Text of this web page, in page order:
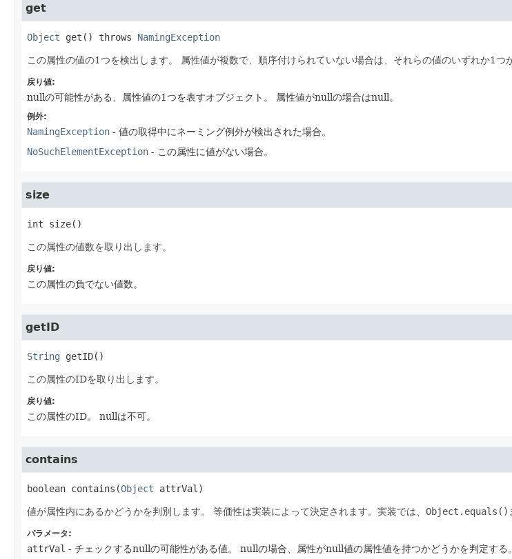
get
Object get () throws NamingException
この属性の値の1つを検出します。 属性値が複数で、順序付けられていない場合は、それらの値のいずれか1つ
戻り値:
nullの可能性がある、属性値の1つを表すオブジェクト。 属性値がnullの場合はnull。
例外:
NamingException - 値の取得中にネーミング例外が検出された場合。
NoSuchElementException - この属性に値がない場合。
size
int size()
この属性の値数を取り出します。
戻り値:
この属性の負でない値数。
getID
String getID()
この属性のIDを取り出します。
戻り値:
この属性のID。 nullは不可。
contains
boolean contains (Object attrVal)
値が属性内にあるかどうかを判別します。 等価性は実装によって決定されます。実装では、 Object.equals()
パラメータ:
attrVal - チェックするnullの可能性がある値。 nullの場合、属性がnull値の属性値を持つかどうかを判定する。